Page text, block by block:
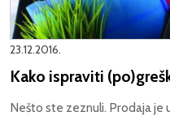
23.12.2016.
Kako ispraviti
Nešto ste zeznuli. Prodaja je